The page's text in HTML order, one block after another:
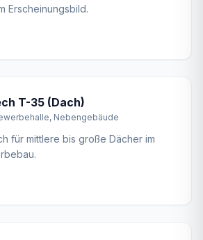
Erscheinungsbild.
T-35 (Dach)
Nebengebäude
für mittlere bis große Dächer im